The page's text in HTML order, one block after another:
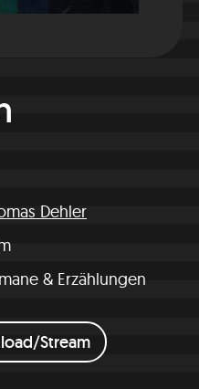
Dehler
& Erzählungen
Stream